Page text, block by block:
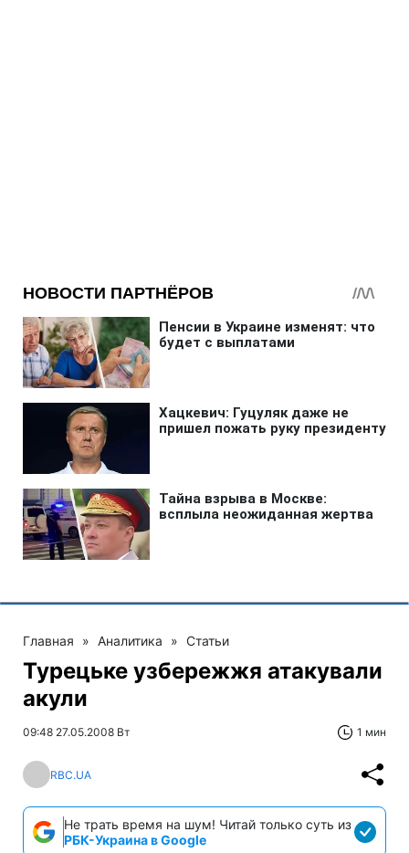
Главная » Аналитика » Статьи
Турецьке узбережжя атакували
акули
09:48 27.05.2008 Вт 1 мин
RBC.UA
Не трать время на шум! Читай только суть из
РБК-Украина в Google